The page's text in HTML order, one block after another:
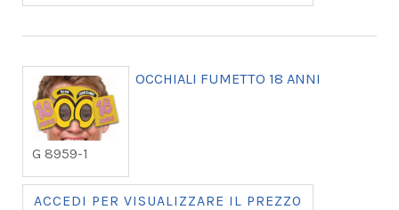
G 8959-1
OCCHIALI FUMETTO 18 ANNI
ACCEDI PER VISUALIZZARE IL PREZZO